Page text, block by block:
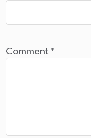
Comment *